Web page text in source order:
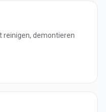
reinigen, demontieren